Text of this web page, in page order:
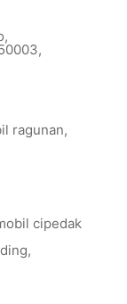
,
,
ragunan,
cipedak
,